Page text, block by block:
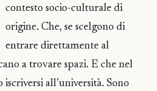
contesto socio-culturale di
origine. Che, se scelgono di
entrare direttamente al
a trovare spazi. E che nel
all’università. Sono